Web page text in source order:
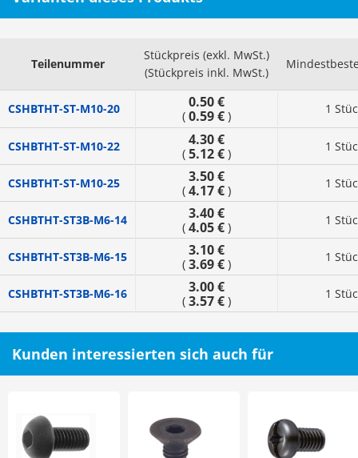
Teilenummer
Stückpreis (exkl. MwSt.)
(Stückpreis inkl. MwSt.)
CSHBTHT-ST-M10-20 0.50 €
( 0.59 € ) 1
CSHBTHT-ST-M10-22 4.30 €
( 5.12 € ) 1
CSHBTHT-ST-M10-25 3.50 €
( 4.17 € ) 1
CSHBTHT-ST3B-M6-14 3.40 €
( 4.05 € ) 1
CSHBTHT-ST3B-M6-15 3.10 €
( 3.69 € ) 1
CSHBTHT-ST3B-M6-16 3.00 €
( 3.57 € ) 1
Kunden interessierten sich auch für